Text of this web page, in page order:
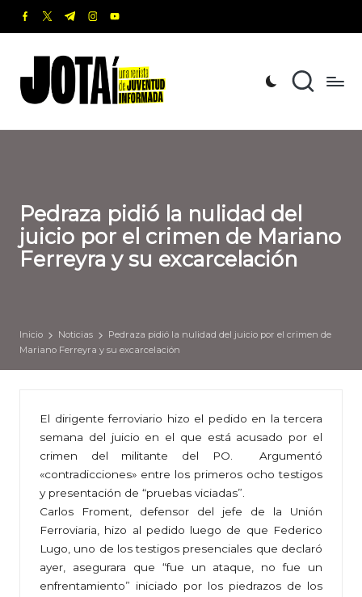
Saltar
contenido
facebook.com
twitter.com
t.me instagram.com
youtube.com
o
t
revista
de
Informada
Pedraza pidió la nulidad del
juicio por el crimen de Mariano
Ferreyra y su excarcelación
Inicio Noticias
Pedraza pidió la nulidad del juicio por el crimen de
Mariano Ferreyra y su excarcelación
El dirigente ferroviario hizo el pedido en la tercera
semana del juicio en el que está acusado por el
crimen del militante del PO. Argumentó
«contradicciones» entre los primeros ocho testigos
y presentación de “pruebas viciadas”.
Carlos Froment, defensor del jefe de la Unión
Ferroviaria, hizo al pedido luego de que Federico
Lugo, uno de los testigos presenciales que declaró
ayer, asegurara que “fue un ataque, no fue un
enfrentamiento” iniciado por los piedrazos de los